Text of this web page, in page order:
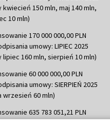
kwiecień 150 mln, maj 140 mln,
10 mln)
170 000 000,00 PLN
umowy: LIPIEC 2025
lipiec 160 mln, sierpień 10 mln)
60 000 000,00 PLN
umowy: SIERPIEŃ 2025
wrzesień 60 mln)
635 783 051,21 PLN